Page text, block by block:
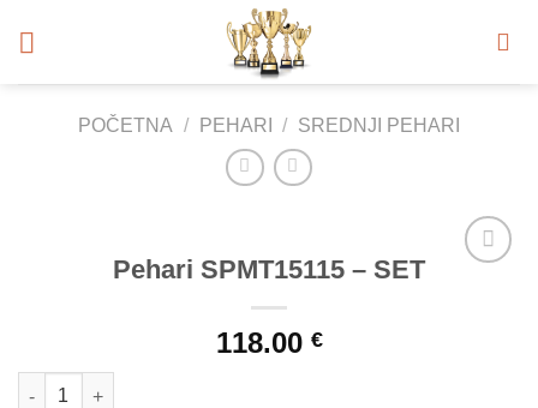
POČETNA / PEHARI / SREDNJI PEHARI
Pehari SPMT15115 – SET
118.00 €
Pehari SPMT15115 - SET količina